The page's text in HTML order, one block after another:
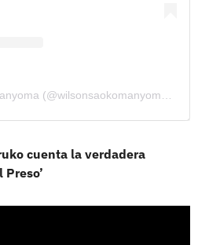
A post shared by Wilson Manyoma (@wilsonsaokomanyomaoficial)
cuenta la verdadera